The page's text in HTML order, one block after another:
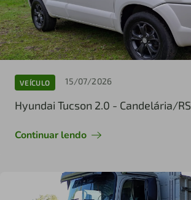
VEÍCULO 15/07/2026
Hyundai Tucson 2.0 - Candelária/RS
Continuar lendo